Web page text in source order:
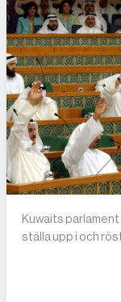
Kuwaits
ställa upp i och